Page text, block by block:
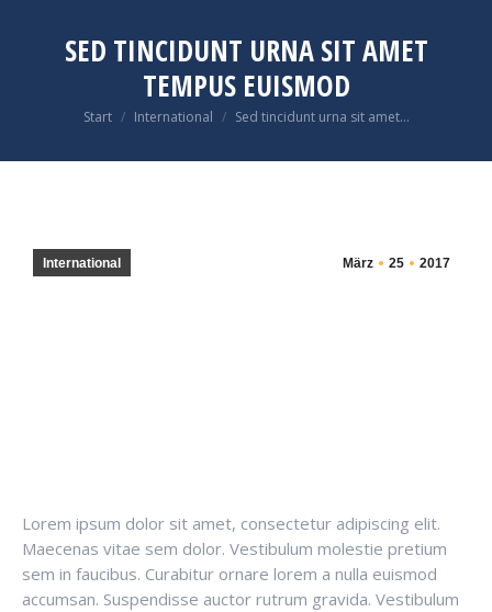
SED TINCIDUNT URNA SIT AMET
TEMPUS EUISMOD
Sie befinden sich hier:
Start International Sed tincidunt urna sit amet…
März 25 2017
International
Lorem ipsum dolor sit amet, consectetur adipiscing elit.
Maecenas vitae sem dolor. Vestibulum molestie pretium
sem in faucibus. Curabitur ornare lorem a nulla euismod
accumsan. Suspendisse auctor rutrum gravida. Vestibulum